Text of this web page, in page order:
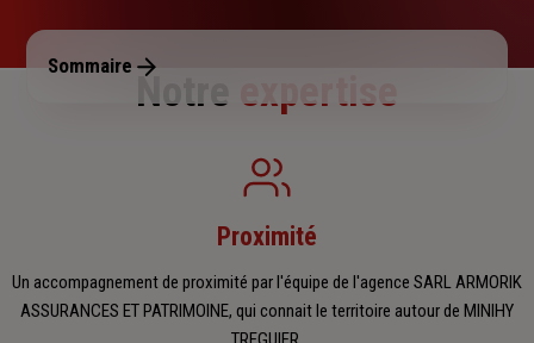
Dimanche : Fermé
Sommaire
Notre expertise
Proximité
Un accompagnement de proximité par l'équipe de l'agence SARL ARMORIK
ASSURANCES ET PATRIMOINE, qui connait le territoire autour de MINIHY